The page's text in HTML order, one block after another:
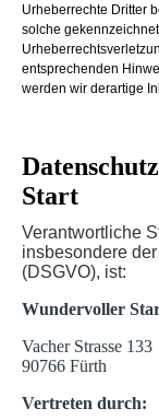
Urheberrechte Dritter
solche
entsprechenden
werden wir derartige
Start
Verantwortliche
insbesondere
(DSGVO), ist:
Wundervoller
Vacher Strasse 133
90766 Fürth
Vertreten durch: